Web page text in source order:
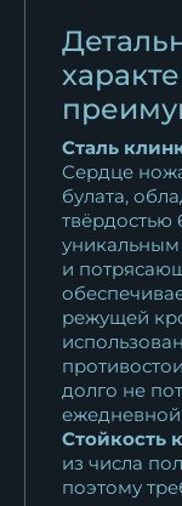
Сталь
Сердце
булата,
твёрдостью
уникальным
и
режущей
долго не
ежедневной
Стойкость
из числа
поэтому